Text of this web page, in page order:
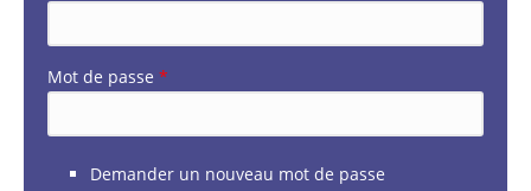
Mot de passe *
Demander un nouveau mot de passe